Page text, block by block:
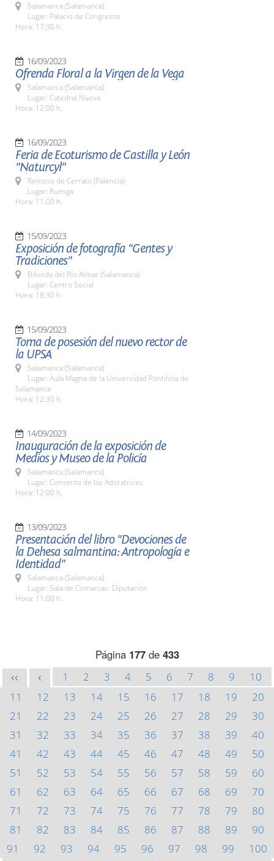
Salamanca (Salamanca)
Lugar: Palacio de Congresos
Hora: 17:30 h.
16/09/2023
Ofrenda Floral a la Virgen de la Vega
Salamanca (Salamanca)
Lugar: Catedral Nueva
Hora: 12:00 h.
16/09/2023
Feria de Ecoturismo de Castilla y León
"Naturcyl"
Reinoso de Cerrato (Palencia)
Lugar: Ruesga
Hora: 11:00 h.
15/09/2023
Exposición de fotografía "Gentes y
Tradiciones"
Bóveda del Río Almar (Salamanca)
Lugar: Centro Social
Hora: 18:30 h.
15/09/2023
Toma de posesión del nuevo rector de
la UPSA
Salamanca (Salamanca)
Lugar: Aula Magna de la Universidad Pontificia de
Salamanca
Hora: 12:30 h.
14/09/2023
Inauguración de la exposición de
Medios y Museo de la Policía
Salamanca (Salamanca)
Lugar: Convento de las Adoratrices
Hora: 12:00 h.
13/09/2023
Presentación del libro "Devociones de
la Dehesa salmantina: Antropología e
Identidad"
Salamanca (Salamanca)
Lugar: Sala de Comarcas. Diputación
Hora: 11:00 h.
Página 177de 433
<< < 1 2 3 4 5 6 7 8 9
10
11
12 13 14 15 16 17 18 19
20
21
22 23 24 25 26 27 28 29
30
31
32 33 34 35 36 37 38 39
40
41
42 43 44 45 46 47 48 49
50
51
52 53 54 55 56 57 58 59
60
61
62 63 64 65 66 67 68 69
70
71
72 73 74 75 76 77 78 79
80
81
82 83 84 85 86 87 88 89
90
91
92 93 94 95 96 97 98 99
100